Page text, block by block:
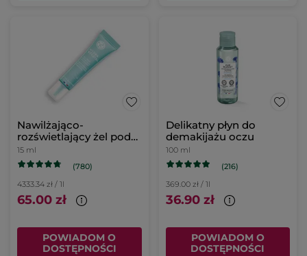
Nawilżająco-
rozświetlający żel pod
oczy
15 ml
(780)
4333.34 zł / 1l
65.00 zł
POWIADOM O
DOSTĘPNOŚCI
Delikatny płyn do
demakijażu oczu
100 ml
(216)
369.00 zł / 1l
36.90 zł
POWIADOM O
DOSTĘPNOŚCI